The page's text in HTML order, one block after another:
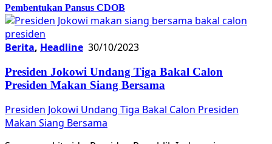
Pembentukan Pansus CDOB
Berita, Headline 30/10/2023
Presiden Jokowi Undang Tiga Bakal Calon
Presiden Makan Siang Bersama
Presiden Jokowi Undang Tiga Bakal Calon Presiden
Makan Siang Bersama